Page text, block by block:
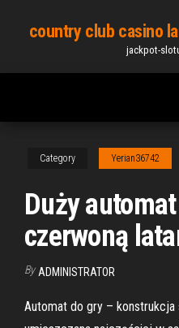
content
country club casino
jackpot-
Category Yerian36742
Duży
czerwoną
By ADMINISTRATOR
Automat do gry – konstrukcja